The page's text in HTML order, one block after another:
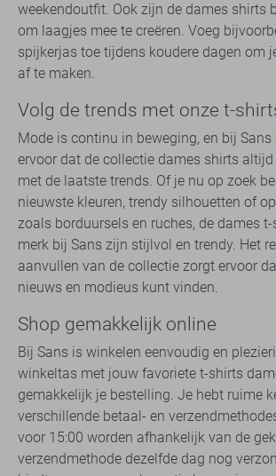
weekendoutfit. Ook zijn de dames shirts
om laagjes mee te creëren. Voeg
spijkerjas toe tijdens koudere dagen om
af te maken.
Volg de trends met onze t-
Mode is continu in beweging, en bij Sans
ervoor dat de collectie dames shirts
met de laatste trends. Of je nu op zoek
nieuwste kleuren, trendy silhouetten of
zoals borduursels en ruches, de dames
merk bij Sans zijn stijlvol en trendy. Het
aanvullen van de collectie zorgt ervoor
nieuws en modieus kunt vinden.
Shop gemakkelijk online
Bij Sans is winkelen eenvoudig en
winkeltas met jouw favoriete t-shirts
gemakkelijk je bestelling. Je hebt ruime
verschillende betaal- en
voor 15:00 worden afhankelijk van de
verzendmethode dezelfde dag nog